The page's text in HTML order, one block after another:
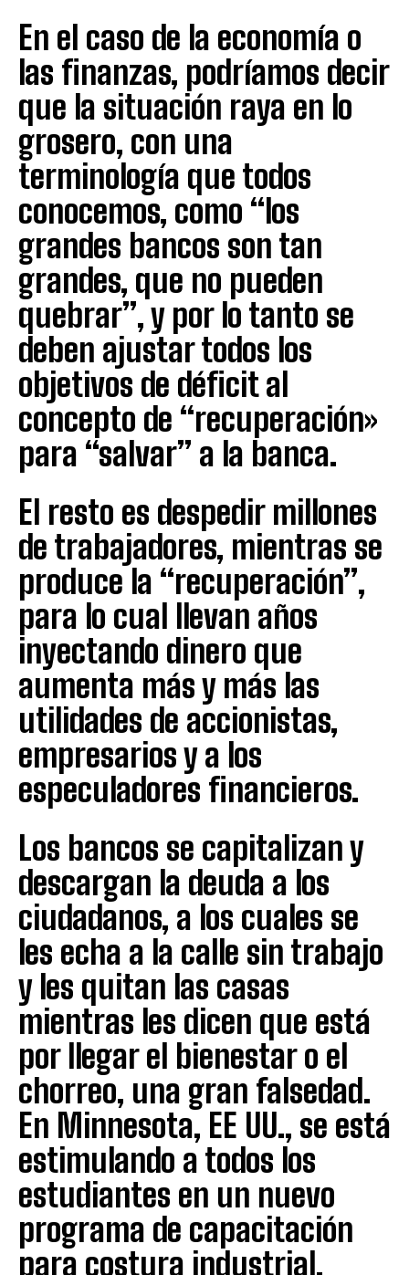
En el caso de la economía o
las finanzas, podríamos decir
que la situación raya en lo
grosero, con una
terminología que todos
conocemos, como “los
grandes bancos son tan
grandes, que no pueden
quebrar”, y por lo tanto se
deben ajustar todos los
objetivos de déficit al
concepto de “recuperación»
para “salvar” a la banca.
El resto es despedir millones
de trabajadores, mientras se
produce la “recuperación”,
para lo cual llevan años
inyectando dinero que
aumenta más y más las
utilidades de accionistas,
empresarios y a los
especuladores financieros.
Los bancos se capitalizan y
descargan la deuda a los
ciudadanos, a los cuales se
les echa a la calle sin trabajo
y les quitan las casas
mientras les dicen que está
por llegar el bienestar o el
chorreo, una gran falsedad.
En Minnesota, EE UU., se está
estimulando a todos los
estudiantes en un nuevo
programa de capacitación
para costura industrial.